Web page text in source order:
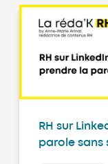
RH sur
parole sans